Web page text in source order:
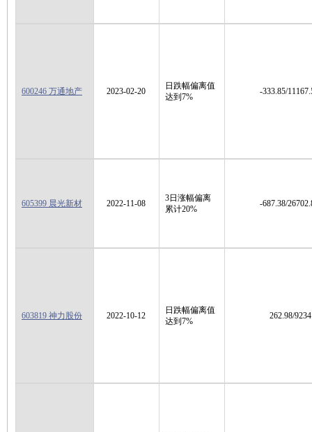
600246 万通地产 2023-02-20
日跌幅偏离值
达到7%
-333.85/
605399 晨光新材 2022-11-08
3日涨幅偏离
累计20%
-687.38/
603819 神力股份 2022-10-12
日跌幅偏离值
达到7%
262.98/